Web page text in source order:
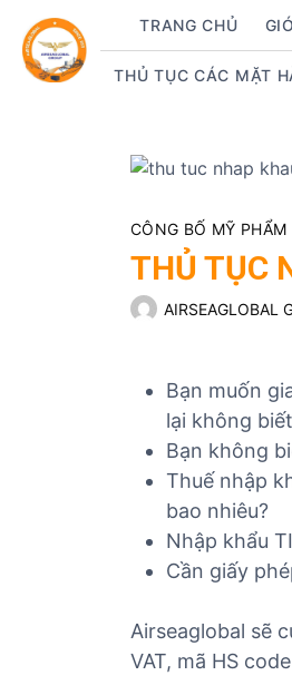
TRANG CHỦ
THỦ TỤC CÁC MẶT
CÔNG BỐ MỸ PHẨM
THỦ TỤC
AIRSEAGLOBAL
Bạn muốn
lại không
Bạn không
Thuế nhập
bao nhiêu?
Nhập khẩu
Cần giấy
Airseaglobal sẽ
VAT, mã HS